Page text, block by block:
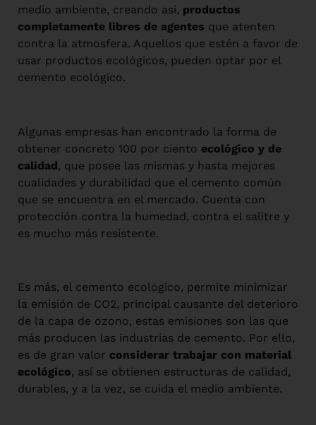
medio ambiente, creando así, productos
completamente libres de agentes que atenten
contra la atmosfera. Aquellos que estén a favor de
usar productos ecológicos, pueden optar por el
cemento ecológico.
Algunas empresas han encontrado la forma de
obtener concreto 100 por ciento ecológico y de
calidad, que posee las mismas y hasta mejores
cualidades y durabilidad que el cemento común
que se encuentra en el mercado. Cuenta con
protección contra la humedad, contra el salitre y
es mucho más resistente.
Es más, el cemento ecológico, permite minimizar
la emisión de CO2, principal causante del deterioro
de la capa de ozono, estas emisiones son las que
más producen las industrias de cemento. Por ello,
es de gran valor considerar trabajar con material
ecológico, así se obtienen estructuras de calidad,
durables, y a la vez, se cuida el medio ambiente.